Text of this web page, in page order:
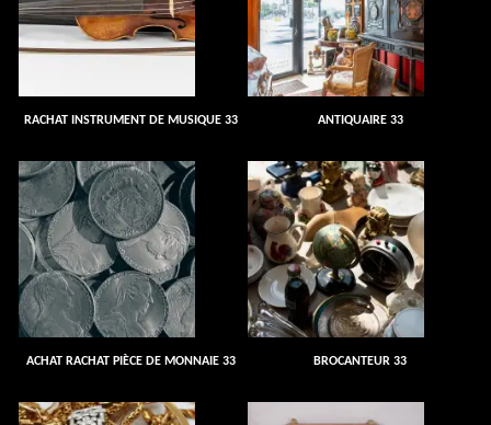
RACHAT INSTRUMENT DE MUSIQUE 33 ANTIQUAIRE 33
ACHAT RACHAT PIÈCE DE MONNAIE 33 BROCANTEUR 33